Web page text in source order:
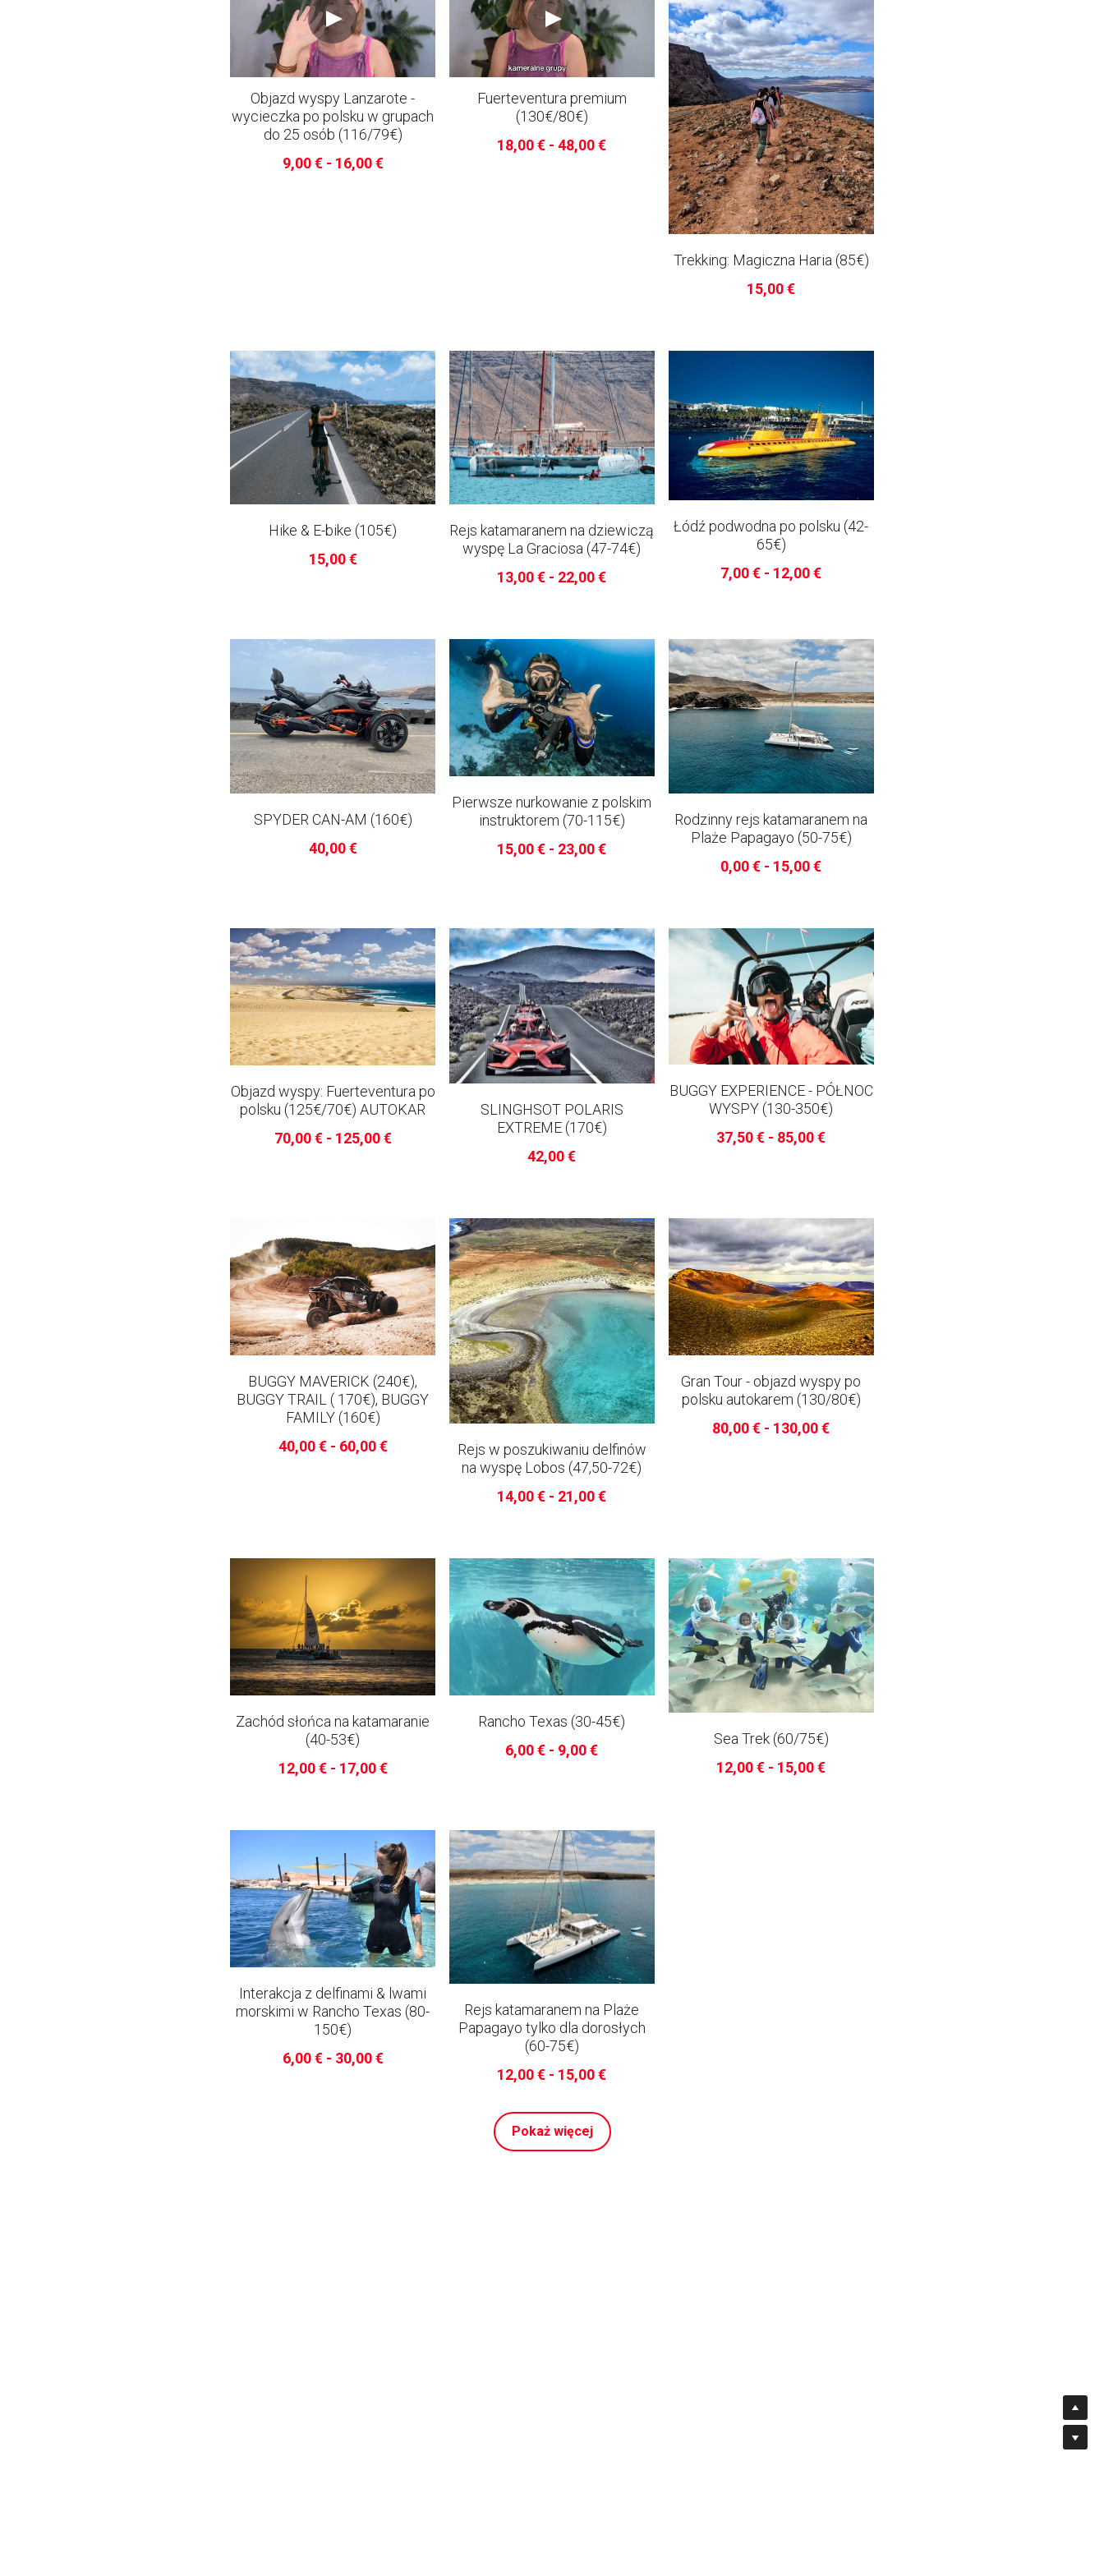
Objazd wyspy Lanzarote -
wycieczka po polsku w grupach
do 25 osób (116/79€)
9,00 € - 16,00 €
Fuerteventura premium
(130€/80€)
18,00 € - 48,00 €
Trekking: Magiczna Haria (85€)
15,00 €
Hike & E-bike (105€)
15,00 €
Rejs katamaranem na dziewiczą
wyspę La Graciosa (47-74€)
13,00 € - 22,00 €
Łódź podwodna po polsku (42-
65€)
7,00 € - 12,00 €
SPYDER CAN-AM (160€)
40,00 €
Pierwsze nurkowanie z polskim
instruktorem (70-115€)
15,00 € - 23,00 €
Rodzinny rejs katamaranem na
Plaże Papagayo (50-75€)
0,00 € - 15,00 €
Objazd wyspy: Fuerteventura po
polsku (125€/70€) AUTOKAR
70,00 € - 125,00 €
SLINGHSOT POLARIS
EXTREME (170€)
42,00 €
BUGGY EXPERIENCE - PÓŁNOC
WYSPY (130-350€)
37,50 € - 85,00 €
BUGGY MAVERICK (240€),
BUGGY TRAIL ( 170€), BUGGY
FAMILY (160€)
40,00 € - 60,00 €
Rejs w poszukiwaniu delfinów
na wyspę Lobos (47,50-72€)
14,00 € - 21,00 €
Gran Tour - objazd wyspy po
polsku autokarem (130/80€)
80,00 € - 130,00 €
Zachód słońca na katamaranie
(40-53€)
12,00 € - 17,00 €
Rancho Texas (30-45€)
6,00 € - 9,00 €
Sea Trek (60/75€)
12,00 € - 15,00 €
Interakcja z delfinami & lwami
morskimi w Rancho Texas (80-
150€)
6,00 € - 30,00 €
Rejs katamaranem na Plaże
Papagayo tylko dla dorosłych
(60-75€)
12,00 € - 15,00 €
Pokaż więcej